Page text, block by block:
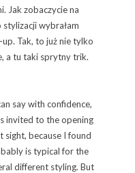
Jak zobaczycie na
wybrałam
Tak, to już nie tylko
a tu taki sprytny trik.
say with confidence,
invited to the opening
because I found
is typical for the
different styling. But